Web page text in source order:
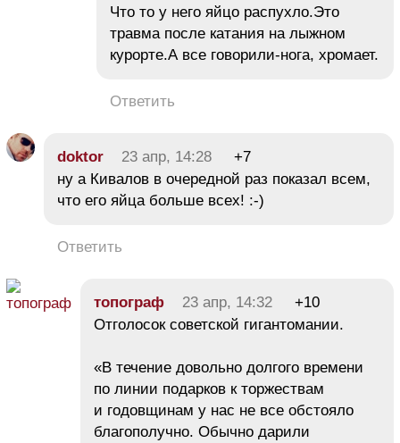
Что то у него яйцо распухло.Это
травма после катания на лыжном
курорте.А все говорили-нога, хромает.
Ответить
doktor 23 апр, 14:28
+7
ну а Кивалов в очередной раз показал всем,
что его яйца больше всех! :-)
Ответить
топограф 23 апр, 14:32
+10
Отголосок советской гигантомании.
«В течение довольно долгого времени
по линии подарков к торжествам
и годовщинам у нас не все обстояло
благополучно. Обычно дарили